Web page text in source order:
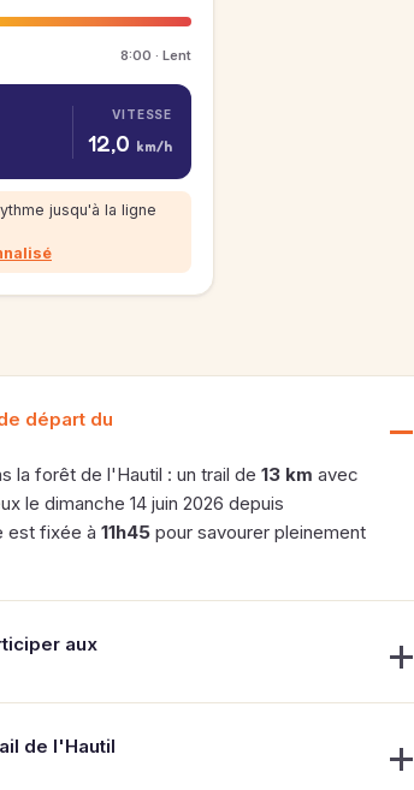
8:00 · Lent
VITESSE
12,0 km/h
jusqu'à la ligne
départ du
la forêt de l'Hautil : un trail de 13 km avec
le dimanche 14 juin 2026 depuis
est fixée à 11h45 pour savourer pleinement
aux
de l'Hautil